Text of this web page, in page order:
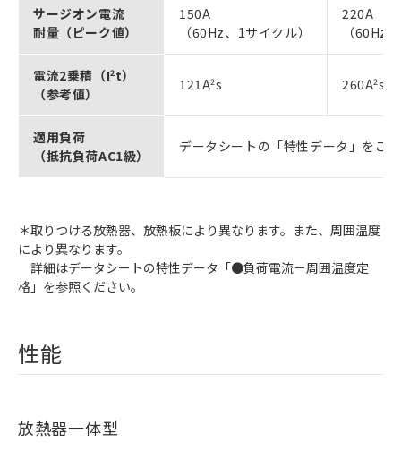
サージオン電流
耐量（ピーク値）
150A
（60Hz、1サイクル）
220A
（60Hz
電流2乗積（I2t）
（参考値）
121A2s 260A2s
適用負荷
（抵抗負荷AC1級）
データシートの「特性データ」をご
＊取りつける放熱器、放熱板により異なります。また、周囲温度
により異なります。
詳細はデータシートの特性データ「●負荷電流－周囲温度定
格」を参照ください。
性能
放熱器一体型